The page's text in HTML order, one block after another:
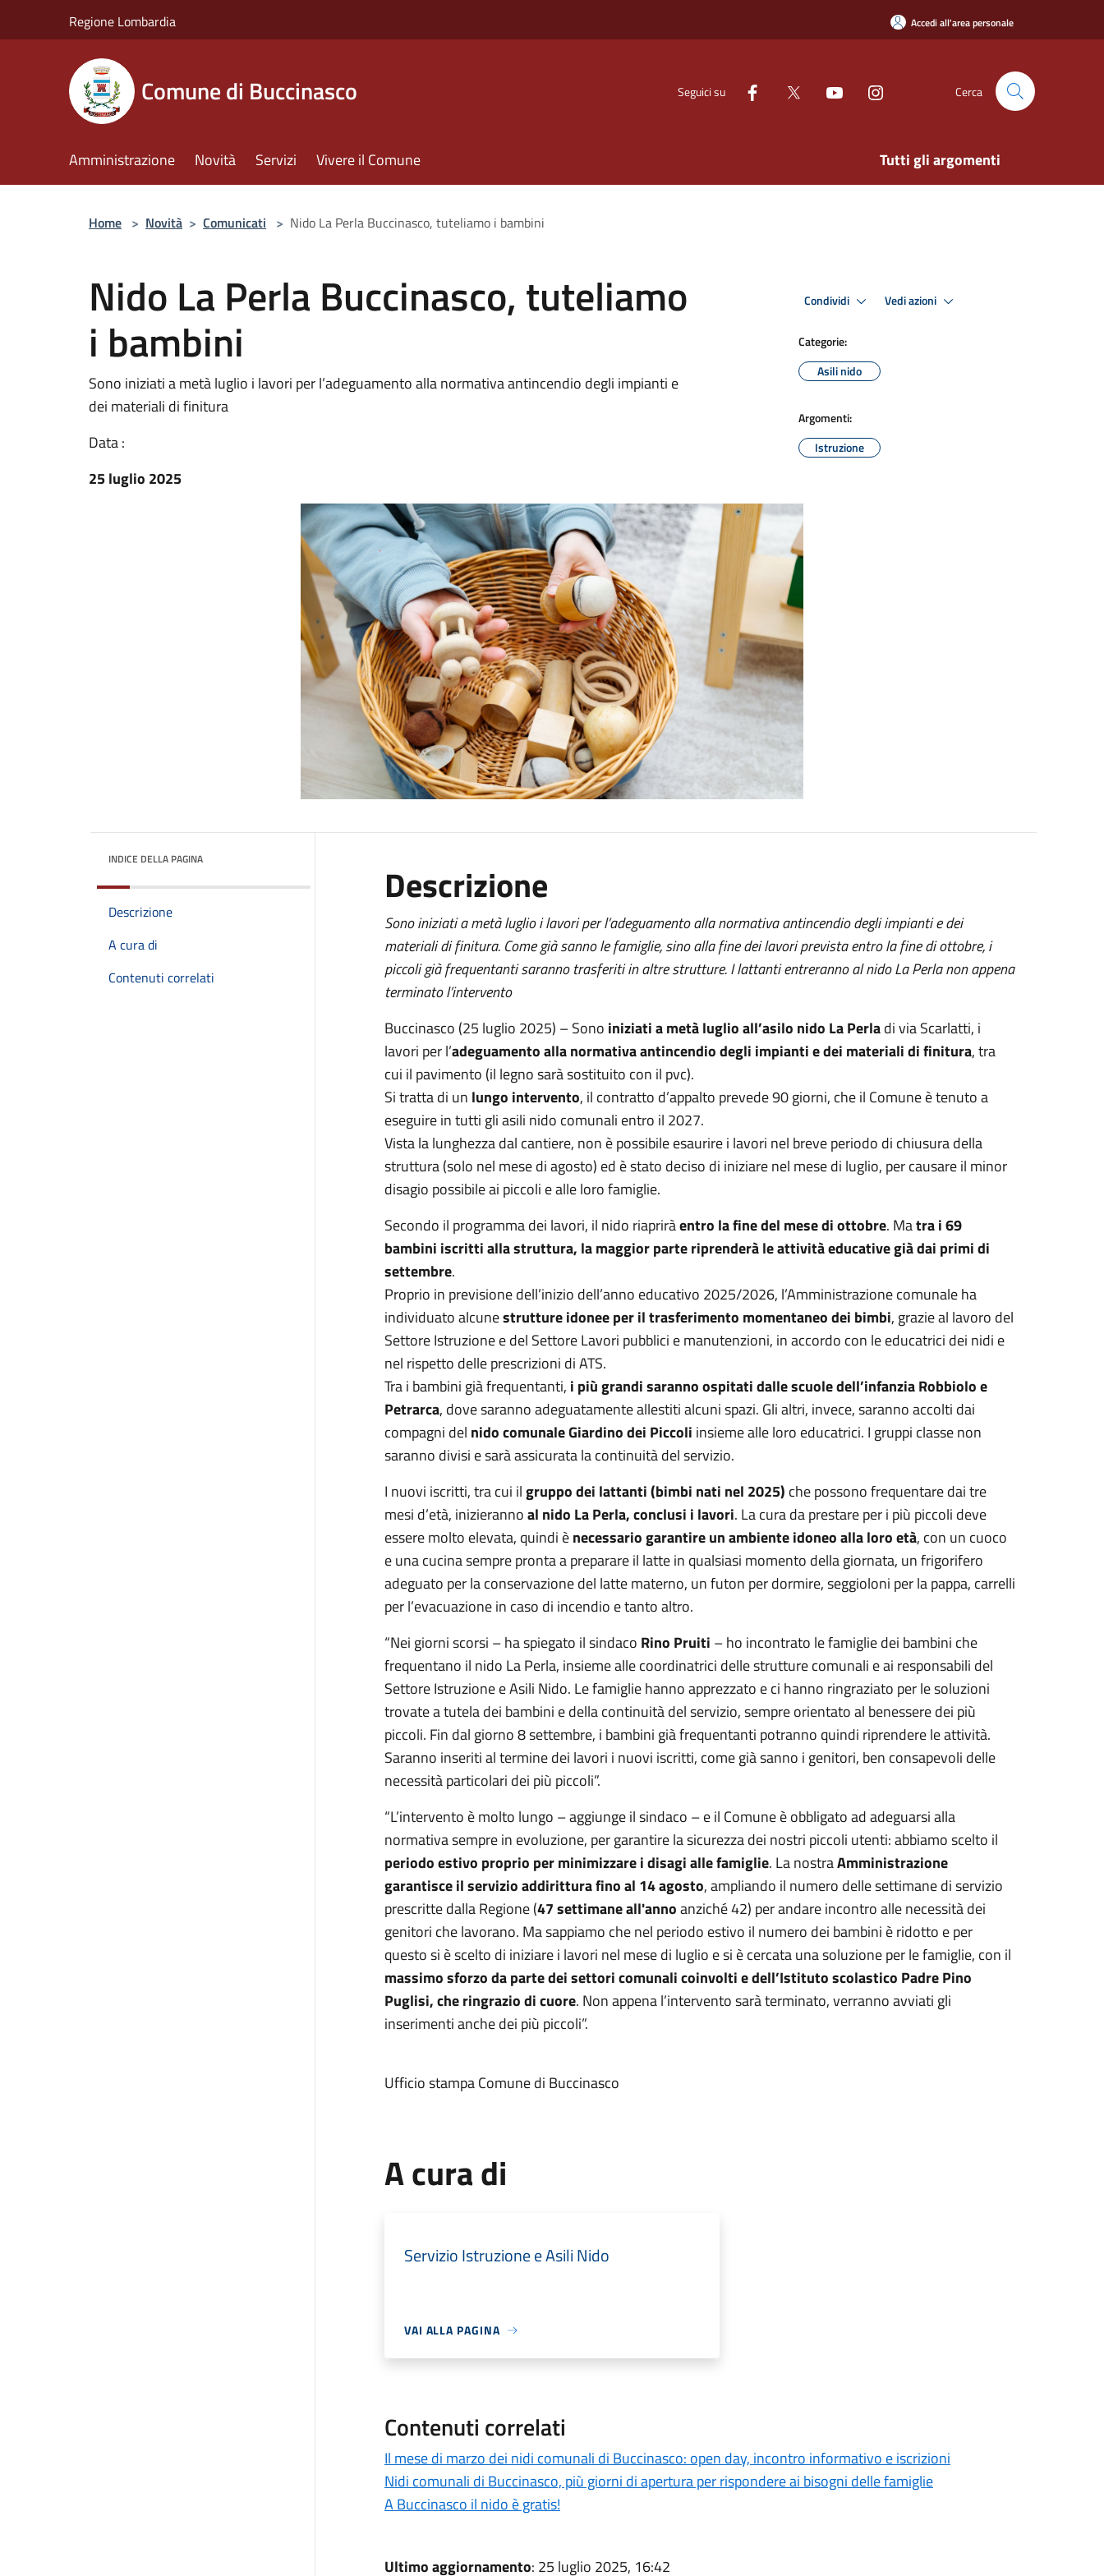
Regione Lombardia Accedi all'area personale
Comune di Buccinasco Seguici su Cerca
Amministrazione Novità Servizi Vivere il Comune Tutti gli argomenti
Home > Novità > Comunicati > Nido La Perla Buccinasco, tuteliamo i bambini
Nido La Perla Buccinasco, tuteliamo
i bambini
Sono iniziati a metà luglio i lavori per l’adeguamento alla normativa antincendio degli impianti e
dei materiali di finitura
Data :
25 luglio 2025
Condividi Vedi azioni
Categorie:
Asili nido
Argomenti:
Istruzione
INDICE DELLA PAGINA
Descrizione
A cura di
Contenuti correlati
Descrizione
Sono iniziati a metà luglio i lavori per l’adeguamento alla normativa antincendio degli impianti e dei
materiali di finitura. Come già sanno le famiglie, sino alla fine dei lavori prevista entro la fine di ottobre, i
piccoli già frequentanti saranno trasferiti in altre strutture. I lattanti entreranno al nido La Perla non appena
terminato l’intervento
Buccinasco (25 luglio 2025) – Sono iniziati a metà luglio all’asilo nido La Perladi via Scarlatti, i
lavori per l’adeguamento alla normativa antincendio degli impianti e dei materiali di finitura, tra
cui il pavimento (il legno sarà sostituito con il pvc).
Si tratta di un lungo intervento, il contratto d’appalto prevede 90 giorni, che il Comune è tenuto a
eseguire in tutti gli asili nido comunali entro il 2027.
Vista la lunghezza dal cantiere, non è possibile esaurire i lavori nel breve periodo di chiusura della
struttura (solo nel mese di agosto) ed è stato deciso di iniziare nel mese di luglio, per causare il minor
disagio possibile ai piccoli e alle loro famiglie.
Secondo il programma dei lavori, il nido riapriràentro la fine del mese di ottobre. Matra i 69
bambini iscritti alla struttura, la maggior parte riprenderà le attività educative già dai primi di
settembre.
Proprio in previsione dell’inizio dell’anno educativo 2025/2026, l’Amministrazione comunale ha
individuato alcunestrutture idonee per il trasferimento momentaneo dei bimbi, grazie al lavoro del
Settore Istruzione e del Settore Lavori pubblici e manutenzioni, in accordo con le educatrici dei nidi e
nel rispetto delle prescrizioni di ATS.
Tra i bambini già frequentanti, i più grandi saranno ospitati dalle scuole dell’infanzia Robbiolo e
Petrarca, dove saranno adeguatamente allestiti alcuni spazi. Gli altri, invece, saranno accolti dai
compagni del nido comunale Giardino dei Piccoli insieme alle loro educatrici. I gruppi classe non
saranno divisi e sarà assicurata la continuità del servizio.
I nuovi iscritti, tra cui ilgruppo dei lattanti (bimbi nati nel 2025) che possono frequentare dai tre
mesi d’età, inizierannoal nido La Perla, conclusi i lavori. La cura da prestare per i più piccoli deve
essere molto elevata, quindi ènecessario garantire un ambiente idoneo alla loro età, con un cuoco
e una cucina sempre pronta a preparare il latte in qualsiasi momento della giornata, un frigorifero
adeguato per la conservazione del latte materno, un futon per dormire, seggioloni per la pappa, carrelli
per l’evacuazione in caso di incendio e tanto altro.
“Nei giorni scorsi – ha spiegato il sindaco Rino Pruiti – ho incontrato le famiglie dei bambini che
frequentano il nido La Perla, insieme alle coordinatrici delle strutture comunali e ai responsabili del
Settore Istruzione e Asili Nido. Le famiglie hanno apprezzato e ci hanno ringraziato per le soluzioni
trovate a tutela dei bambini e della continuità del servizio, sempre orientato al benessere dei più
piccoli. Fin dal giorno 8 settembre, i bambini già frequentanti potranno quindi riprendere le attività.
Saranno inseriti al termine dei lavori i nuovi iscritti, come già sanno i genitori, ben consapevoli delle
necessità particolari dei più piccoli”.
“L’intervento è molto lungo – aggiunge il sindaco – e il Comune è obbligato ad adeguarsi alla
normativa sempre in evoluzione, per garantire la sicurezza dei nostri piccoli utenti: abbiamo scelto il
periodo estivo proprio per minimizzare i disagi alle famiglie. La nostraAmministrazione
garantisce il servizio addirittura fino al 14 agosto, ampliando il numero delle settimane di servizio
prescritte dalla Regione (47 settimane all'annoanziché 42) per andare incontro alle necessità dei
genitori che lavorano. Ma sappiamo che nel periodo estivo il numero dei bambini è ridotto e per
questo si è scelto di iniziare i lavori nel mese di luglio e si è cercata una soluzione per le famiglie, con il
massimo sforzo da parte dei settori comunali coinvolti e dell’Istituto scolastico Padre Pino
Puglisi, che ringrazio di cuore. Non appena l’intervento sarà terminato, verranno avviati gli
inserimenti anche dei più piccoli”.
Ufficio stampa Comune di Buccinasco
A cura di
Servizio Istruzione e Asili Nido
VAI ALLA PAGINA
Contenuti correlati
Il mese di marzo dei nidi comunali di Buccinasco: open day, incontro informativo e iscrizioni
Nidi comunali di Buccinasco, più giorni di apertura per rispondere ai bisogni delle famiglie
A Buccinasco il nido è gratis!
Ultimo aggiornamento: 25 luglio 2025, 16:42